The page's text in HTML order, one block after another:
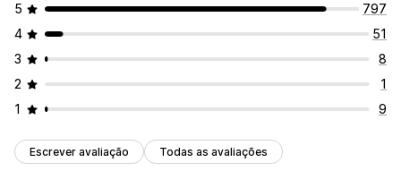
5
797
4
51
3
8
2
1
1
9
Escrever avaliação Todas as avaliações